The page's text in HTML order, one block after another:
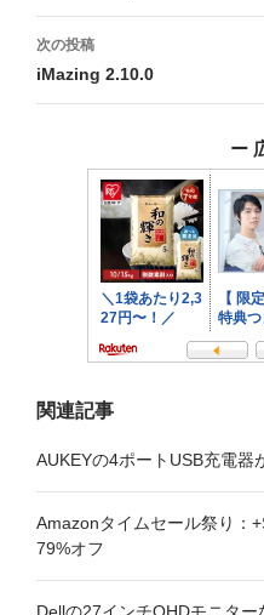
ナ
ビ
次の投稿
iMazing 2.10.0
ー
関連記事
AUKEYの4ポートUSB充電器
Amazonタイムセール祭り：
79%オフ
Dellの27インチQHDモニター